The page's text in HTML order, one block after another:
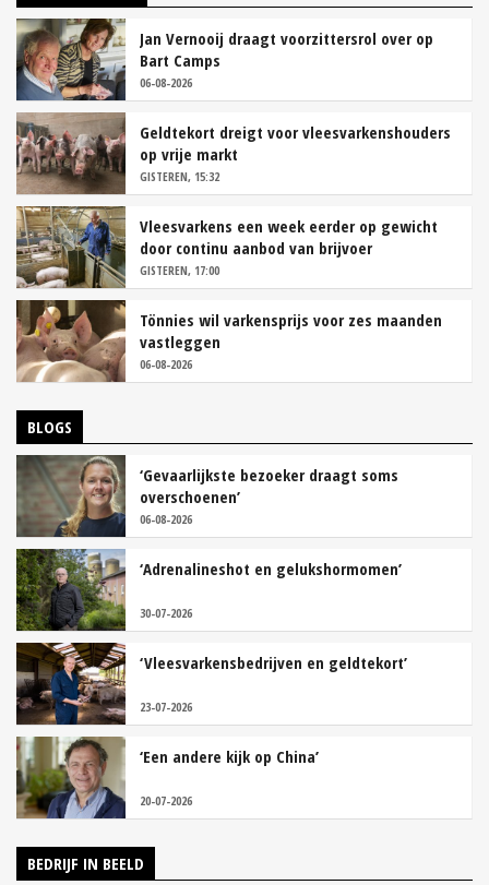
Jan Vernooij draagt voorzittersrol over op
Bart Camps
06-08-2026
Geldtekort dreigt voor vleesvarkenshouders
op vrije markt
GISTEREN, 15:32
Vleesvarkens een week eerder op gewicht
door continu aanbod van brijvoer
GISTEREN, 17:00
Tönnies wil varkensprijs voor zes maanden
vastleggen
06-08-2026
BLOGS
‘Gevaarlijkste bezoeker draagt soms
overschoenen’
06-08-2026
‘Adrenalineshot en gelukshormomen’
30-07-2026
‘Vleesvarkensbedrijven en geldtekort’
23-07-2026
‘Een andere kijk op China’
20-07-2026
BEDRIJF IN BEELD